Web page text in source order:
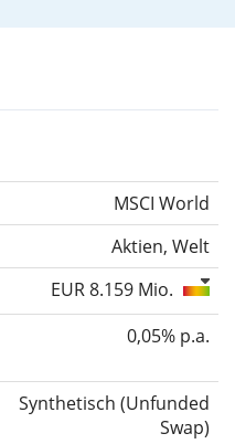
MSCI World
Aktien, Welt
EUR 8.159 Mio.
0,05% p.a.
Synthetisch (Unfunded
Swap)